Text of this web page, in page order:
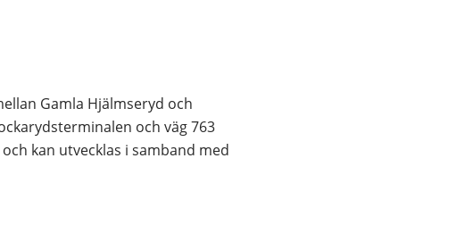
Gamla Hjälmseryd och
och väg 763
kan utvecklas i samband med